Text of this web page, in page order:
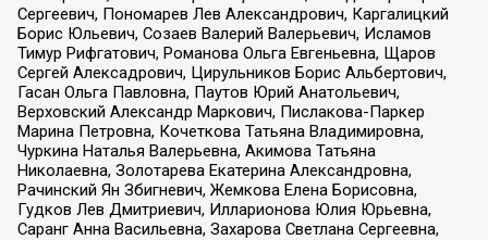
Сергеевич, Пономарев Лев Александрович, Каргалицкий
Борис Юльевич, Созаев Валерий Валерьевич, Исламов
Тимур Рифгатович, Романова Ольга Евгеньевна, Щаров
Сергей Алексадрович, Цирульников Борис Альбертович,
Гасан Ольга Павловна, Паутов Юрий Анатольевич,
Верховский Александр Маркович, Пислакова-Паркер
Марина Петровна, Кочеткова Татьяна Владимировна,
Чуркина Наталья Валерьевна, Акимова Татьяна
Николаевна, Золотарева Екатерина Александровна,
Рачинский Ян Збигневич, Жемкова Елена Борисовна,
Гудков Лев Дмитриевич, Илларионова Юлия Юрьевна,
Саранг Анна Васильевна, Захарова Светлана Сергеевна,